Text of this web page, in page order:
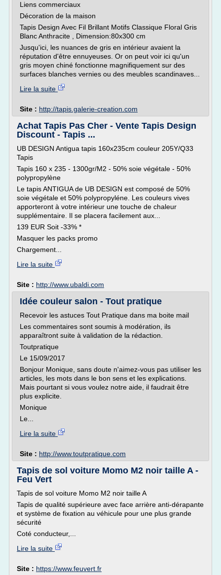
Liens commerciaux
Décoration de la maison
Tapis Design Avec Fil Brillant Motifs Classique Floral Gris
Blanc Anthracite , Dimension:80x300 cm
Jusqu'ici, les nuances de gris en intérieur avaient la
réputation d'être ennuyeuses. Or on peut voir ici qu'un
gris moyen chiné fonctionne magnifiquement sur des
surfaces blanches vernies ou des meubles scandinaves...
Lire la suite
Site : http://tapis.galerie-creation.com
Achat Tapis Pas Cher - Vente Tapis Design
Discount - Tapis ...
UB DESIGN Antigua tapis 160x235cm couleur 205Y/Q33
Tapis
Tapis 160 x 235 - 1300gr/M2 - 50% soie végétale - 50%
polypropylène
Le tapis ANTIGUA de UB DESIGN est composé de 50%
soie végétale et 50% polypropyléne. Les couleurs vives
apporteront à votre intérieur une touche de chaleur
supplémentaire. Il se placera facilement aux...
139 EUR Soit -33% *
Masquer les packs promo
Chargement...
Lire la suite
Site : http://www.ubaldi.com
Idée couleur salon - Tout pratique
Recevoir les astuces Tout Pratique dans ma boite mail
Les commentaires sont soumis à modération, ils
apparaîtront suite à validation de la rédaction.
Toutpratique
Le 15/09/2017
Bonjour Monique, sans doute n'aimez-vous pas utiliser les
articles, les mots dans le bon sens et les explications.
Mais pourtant si vous voulez notre aide, il faudrait être
plus explicite.
Monique
Le...
Lire la suite
Site : http://www.toutpratique.com
Tapis de sol voiture Momo M2 noir taille A -
Feu Vert
Tapis de sol voiture Momo M2 noir taille A
Tapis de qualité supérieure avec face arrière anti-dérapante
et système de fixation au véhicule pour une plus grande
sécurité
Coté conducteur,...
Lire la suite
Site : https://www.feuvert.fr